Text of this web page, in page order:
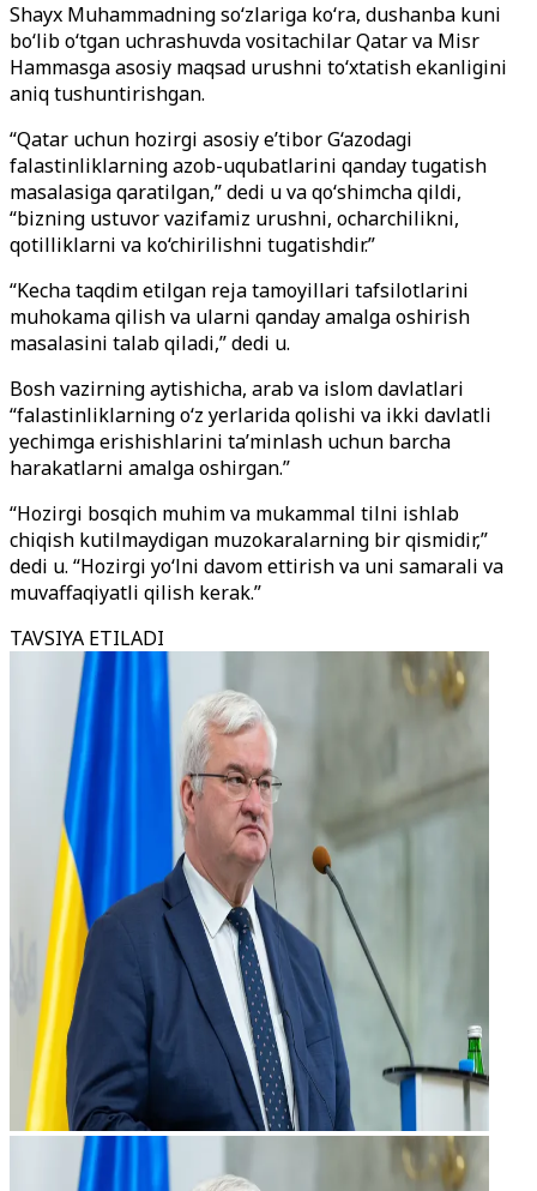
Shayx Muhammadning so‘zlariga ko‘ra, dushanba kuni
bo‘lib o‘tgan uchrashuvda vositachilar Qatar va Misr
Hammasga asosiy maqsad urushni to‘xtatish ekanligini
aniq tushuntirishgan.
“Qatar uchun hozirgi asosiy e’tibor G‘azodagi
falastinliklarning azob-uqubatlarini qanday tugatish
masalasiga qaratilgan,” dedi u va qo‘shimcha qildi,
“bizning ustuvor vazifamiz urushni, ocharchilikni,
qotilliklarni va ko‘chirilishni tugatishdir.”
“Kecha taqdim etilgan reja tamoyillari tafsilotlarini
muhokama qilish va ularni qanday amalga oshirish
masalasini talab qiladi,” dedi u.
Bosh vazirning aytishicha, arab va islom davlatlari
“falastinliklarning o‘z yerlarida qolishi va ikki davlatli
yechimga erishishlarini ta’minlash uchun barcha
harakatlarni amalga oshirgan.”
“Hozirgi bosqich muhim va mukammal tilni ishlab
chiqish kutilmaydigan muzokaralarning bir qismidir,”
dedi u. “Hozirgi yo‘lni davom ettirish va uni samarali va
muvaffaqiyatli qilish kerak.”
TAVSIYA ETILADI